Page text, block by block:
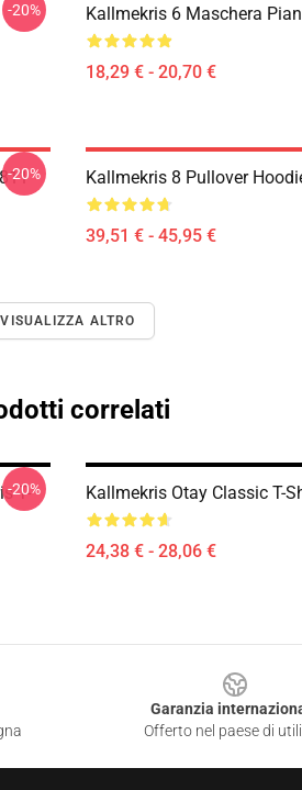
-20% Kallmekris 6 Maschera
18,29 € - 20,70 €
-20% Kallmekris 8 Pullover
39,51 € - 45,95 €
VISUALIZZA ALTRO
correlati
T-
-20% Kallmekris Otay Classic T-
24,38 € - 28,06 €
Garanzia
Offerto nel paese di